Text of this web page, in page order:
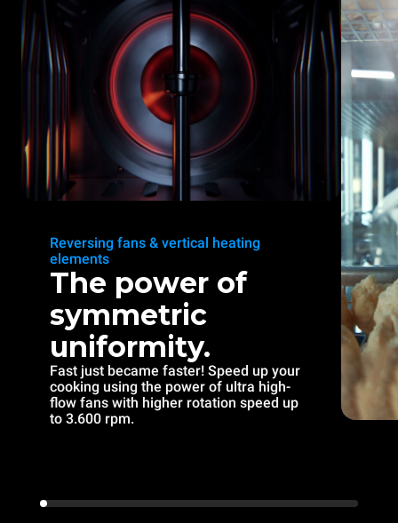
Reversing fans & vertical heating
elements
The power of
symmetric
uniformity.
Fast just became faster! Speed up your
cooking using the power of ultra high-
flow fans with higher rotation speed up
to 3.600 rpm.